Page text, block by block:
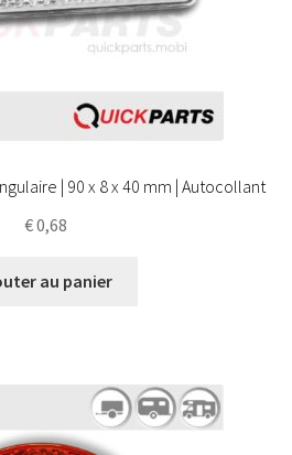
| 90 x 8 x 40 mm | Autocollant
€0,68
au panier